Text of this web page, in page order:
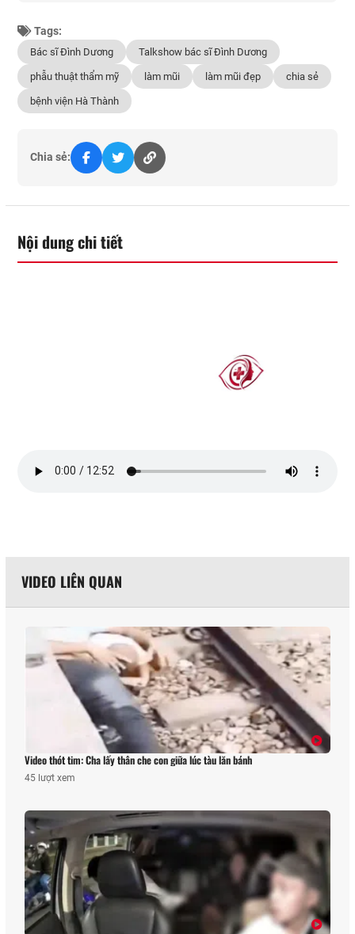
Tags:
Bác sĩ Đình Dương Talkshow bác sĩ Đình Dương
phẫu thuật thẩm mỹ làm mũi làm mũi đẹp chia sẻ
bệnh viện Hà Thành
Chia sẻ:
Nội dung chi tiết
VIDEO LIÊN QUAN
Video thót tim: Cha lấy thân che con giữa lúc tàu lăn bánh
45 lượt xem